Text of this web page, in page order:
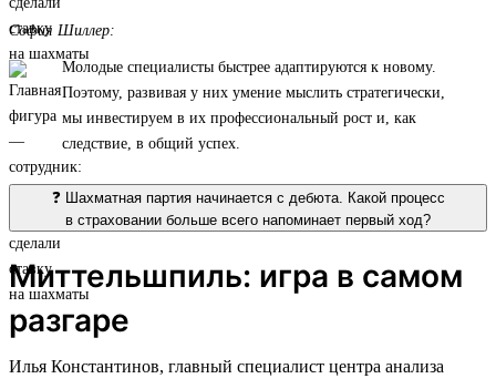
София Шиллер:
Молодые специалисты быстрее адаптируются к новому.
Поэтому, развивая у них умение мыслить стратегически,
мы инвестируем в их профессиональный рост и, как
следствие, в общий успех.
❓ Шахматная партия начинается с дебюта. Какой процесс
в страховании больше всего напоминает первый ход?
Миттельшпиль: игра в самом
разгаре
Илья Константинов, главный специалист центра анализа